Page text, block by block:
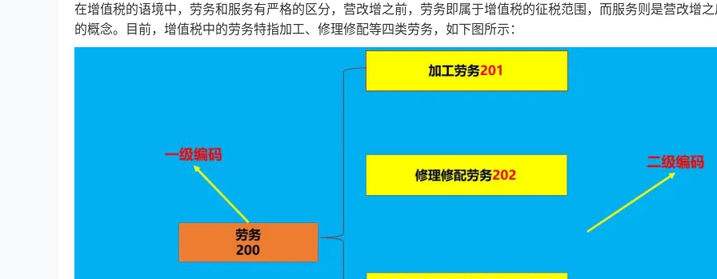
在增值税的语境中，劳务和服务有严格的区分，营改增之前，劳务即属于增值税的征税范围，而服务则是营改增
的概念。目前，增值税中的劳务特指加工、修理修配等四类劳务，如下图所示：